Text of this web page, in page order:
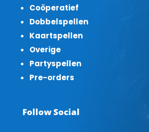
Coöperatief
Dobbelspellen
Kaartspellen
Overige
Partyspellen
Pre-orders
Follow Social